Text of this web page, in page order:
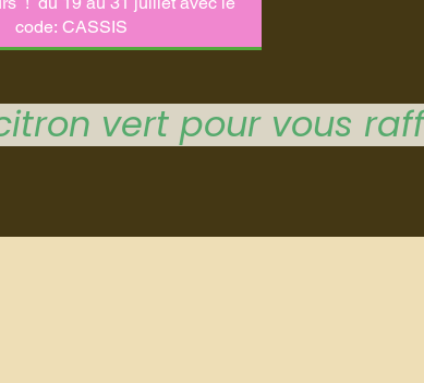
vert pour vous